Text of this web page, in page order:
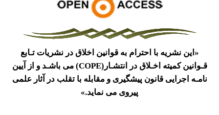
«این نشریه با احترام به قوانین اخلاق در نشریات تـابع
قـوانین کمیته اخـلاق در انتشـار (COPE)می باشـد و از آیین
نامـه اجرایی قانون پیشگیری و مقابله با تقلب در آثار علمی
پیروی می نماید.
»